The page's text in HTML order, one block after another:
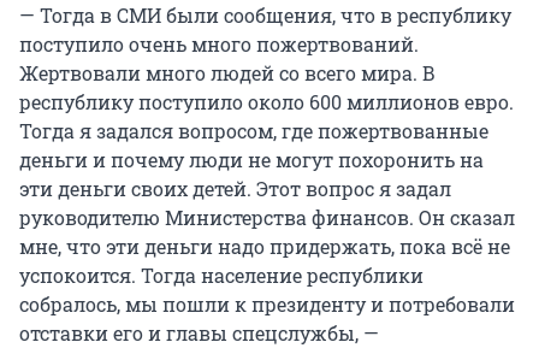
— Тогда в СМИ были сообщения, что в республику
поступило очень много пожертвований.
Жертвовали много людей со всего мира. В
республику поступило около 600 миллионов евро.
Тогда я задался вопросом, где пожертвованные
деньги и почему люди не могут похоронить на
эти деньги своих детей. Этот вопрос я задал
руководителю Министерства финансов. Он сказал
мне, что эти деньги надо придержать, пока всё не
успокоится. Тогда население республики
собралось, мы пошли к президенту и потребовали
отставки его и главы спецслужбы, —